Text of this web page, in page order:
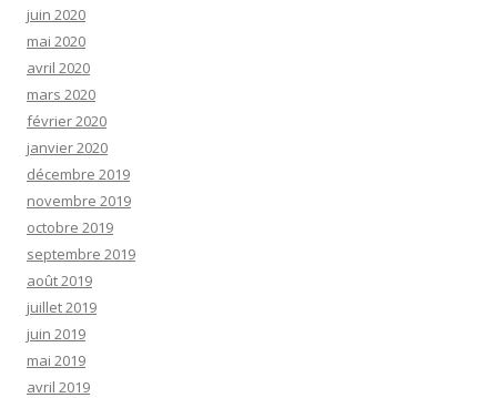
juin 2020
mai 2020
avril 2020
mars 2020
février 2020
janvier 2020
décembre 2019
novembre 2019
octobre 2019
septembre 2019
août 2019
juillet 2019
juin 2019
mai 2019
avril 2019